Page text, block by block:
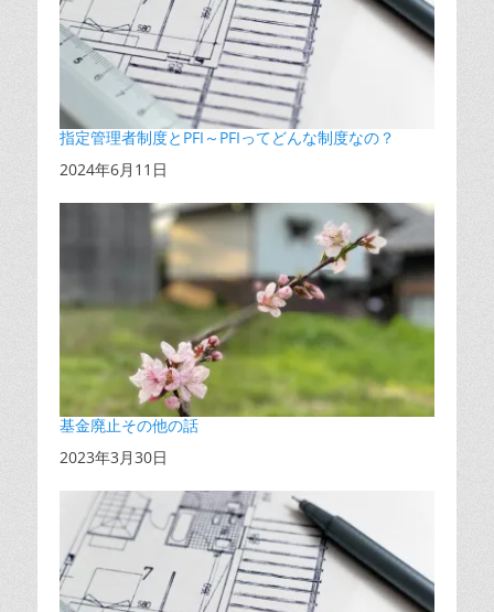
指定管理者制度とPFI～PFIってどんな制度なの？
日付
2024年6月11日
基金廃止その他の話
日付
2023年3月30日